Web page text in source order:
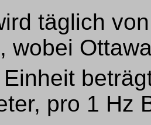
täglich
wobei
pro 1 Hz